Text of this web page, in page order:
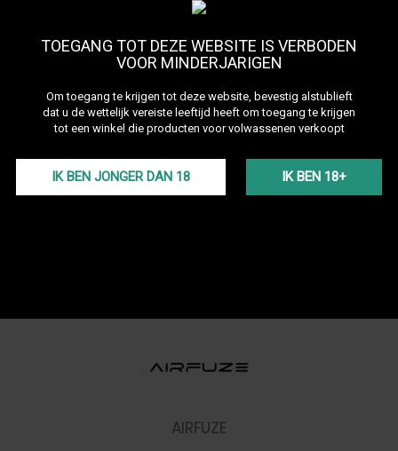
TOEGANG TOT DEZE WEBSITE IS VERBODEN
VOOR MINDERJARIGEN
Om toegang te krijgen tot deze website, bevestig alstublieft
dat u de wettelijk vereiste leeftijd heeft om toegang te krijgen
tot een winkel die producten voor volwassenen verkoopt
IK BEN JONGER DAN 18 IK BEN 18+
ADALYA
Het beroemde Turkse shisha-tabaksmerk maakt nu ook
Frankrijk bij Darnashop!
20 producten
AIRFUZE